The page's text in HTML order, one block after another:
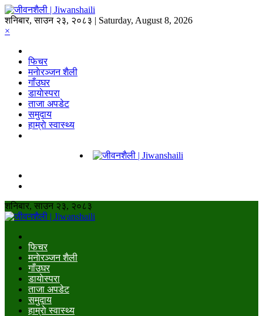
शनिबार, साउन २३, २०८३ | Saturday, August 8, 2026
×
फिचर
मनाेरञ्जन शैली
गाँउघर
डायाेस्परा
ताजा अपडेट
समुदाय
हाम्राे स्वास्थ्य
शनिबार, साउन २३, २०८३
फिचर
मनाेरञ्जन शैली
गाँउघर
डायाेस्परा
ताजा अपडेट
समुदाय
हाम्राे स्वास्थ्य